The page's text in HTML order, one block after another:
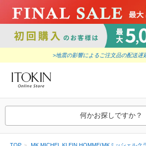
>地震の影響によるご注文品の配送遅
何かお探しですか？
TOP MK MICHEL KLEIN HOMME(MKミッシェルク